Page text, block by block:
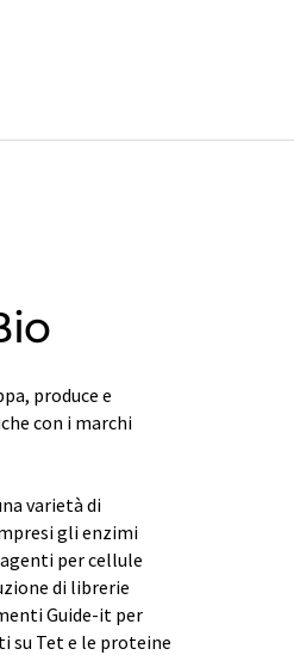
produce e
con i marchi
varietà di
gli enzimi
per cellule
di librerie
Guide-it per
su Tet e le proteine